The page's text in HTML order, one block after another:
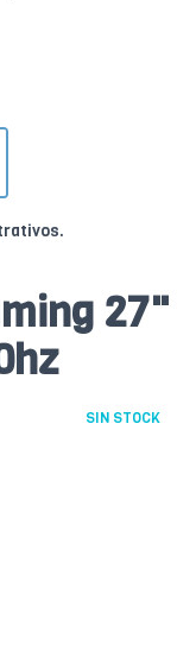
27"
SIN STOCK